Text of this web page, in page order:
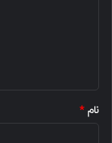
نام*